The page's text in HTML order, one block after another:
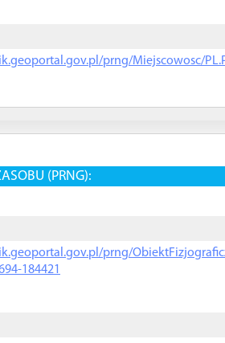
prng/Miejscowosc/
(PRNG):
prng/
184421